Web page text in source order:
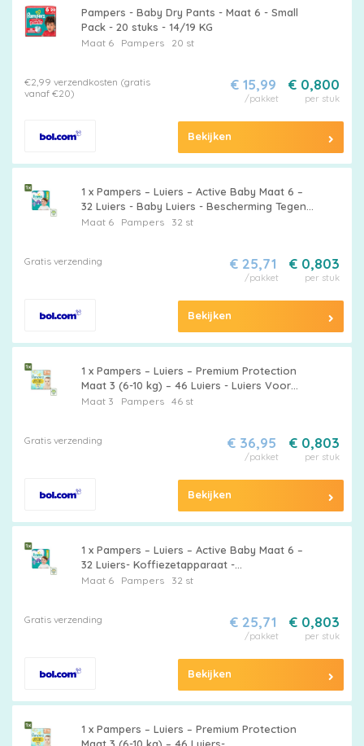
Pampers - Baby Dry Pants - Maat 6 - Small
Pack - 20 stuks - 14/19 KG
Maat 6 Pampers20 st
€2,99 verzendkosten (gratis
vanaf €20)
€ 0,800
per stuk
€ 15,99
/pakket
Bekijken
1 x Pampers – Luiers – Active Baby Maat 6 –
32 Luiers - Baby Luiers - Bescherming Tegen
Doorlekken - Bewegingsvrijheid - Comfort -
Maat 6 Pampers32 st
Gratis verzending € 0,803
per stuk
€ 25,71
/pakket
Bekijken
1 x Pampers – Luiers – Premium Protection
Maat 3 (6-10 kg) – 46 Luiers - Luiers Voor
Baby - Huidbescherming - DermaComfort -
Maat 3 Pampers46 st
Gratis verzending € 0,803
per stuk
€ 36,95
/pakket
Bekijken
1 x Pampers – Luiers – Active Baby Maat 6 –
32 Luiers- Koffiezetapparaat -
Koffiezetapparaat - Koffiezetapparaat
Maat 6 Pampers32 st
Gratis verzending € 0,803
per stuk
€ 25,71
/pakket
Bekijken
1 x Pampers – Luiers – Premium Protection